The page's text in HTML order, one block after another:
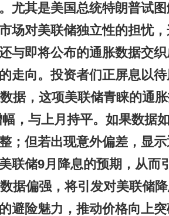
尤其是美国总统特朗普试
场对美联储独立性的担忧
与即将公布的通胀数据交
走向。投资者们正屏息以
据，这项美联储青睐的通
，与上月持平。如果数据
；但若出现意外偏差，显
联储9月降息的预期，从而
据偏强，将引发对美联储
避险魅力，推动价格向上